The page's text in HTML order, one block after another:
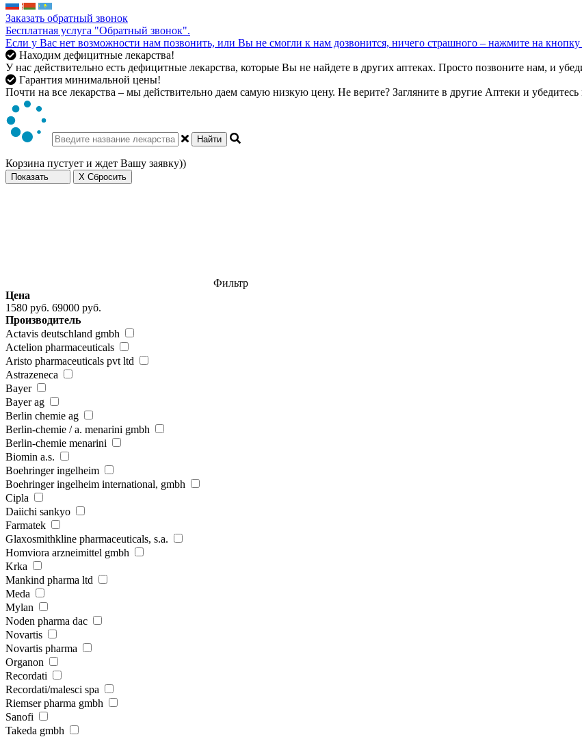
Заказать обратный звонок
Бесплатная услуга "Обратный звонок".
Если у Вас нет возможности нам позвонить, или Вы не смогли к нам дозвонится, ничего страшного – нажмите на кнопку
Находим дефицитные лекарства!
У нас действительно есть дефицитные лекарства, которые Вы не найдете в других аптеках. Просто позвоните нам, и
Гарантия минимальной цены!
Почти на все лекарства – мы действительно даем самую низкую цену. Не верите? Загляните в другие Аптеки и убедитесь
Найти
Корзина пустует и ждет Вашу заявку))
Показать X Сбросить
Фильтр
Цена
1580 руб. 69000 руб.
Производитель
Actavis deutschland gmbh
Actelion pharmaceuticals
Aristo pharmaceuticals pvt ltd
Astrazeneca
Bayer
Bayer ag
Berlin chemie ag
Berlin-chemie / a. menarini gmbh
Berlin-chemie menarini
Biomin a.s.
Boehringer ingelheim
Boehringer ingelheim international, gmbh
Cipla
Daiichi sankyo
Farmatek
Glaxosmithkline pharmaceuticals, s.a.
Homviora arzneimittel gmbh
Krka
Mankind pharma ltd
Meda
Mylan
Noden pharma dac
Novartis
Novartis pharma
Organon
Recordati
Recordati/malesci spa
Riemser pharma gmbh
Sanofi
Takeda gmbh